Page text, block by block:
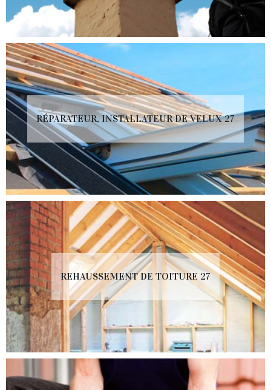
RÉPARATEUR, INSTALLATEUR DE VELUX 27
REHAUSSEMENT DE TOITURE 27